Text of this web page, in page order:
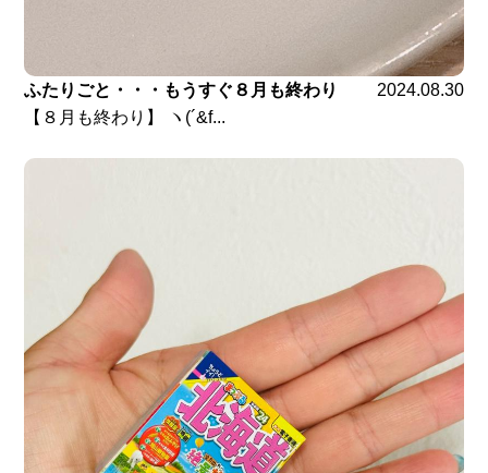
ふたりごと・・・もうすぐ８月も終わり
2024.08.30
【８月も終わり】 ヽ(´&f...